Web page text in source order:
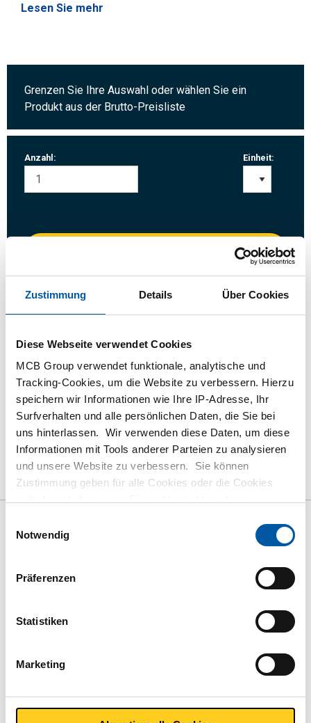
Zustimmung Details Über Cookies
Diese Webseite verwendet Cookies
MCB Group verwendet funktionale, analytische und
Tracking-Cookies, um die Website zu verbessern. Hierzu
speichern wir Informationen wie Ihre IP-Adresse, Ihr
Surfverhalten und alle persönlichen Daten, die Sie bei
uns hinterlassen. Wir verwenden diese Daten, um diese
Informationen mit Tools anderer Parteien zu analysieren
und unsere Website zu verbessern. Sie können
Zustimmung geben für alle Cookies oder die Cookies
Informationen zu den von uns gespeicherten Cookies und
den Parteien mit denen wir zusammenarbeiten, finden
hier
unsere Richtlinien an.
Notwendig
Präferenzen
Statistiken
Marketing
Lesen Sie mehr
Grenzen Sie Ihre Auswahl oder wählen Sie ein
Produkt aus der Brutto-Preisliste
Anzahl: Einheit:
Kalkulieren mit aktuellen MCB-Preisen
Verfolgen Sie Ihre Bestellung über Track&Trace
das Produkt Produktbeschreibung
Bruttopreisliste Downloads Spezifikationen
Bruttopreisliste: 316 Piston
check valve RB female/female
BSP PN63
Preis Euro pro: 0 Stück
mehr anzeigen